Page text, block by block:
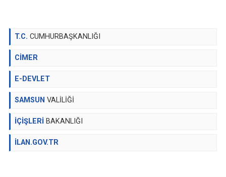
T.C. CUMHURBAŞKANLIĞI
CİMER
E-DEVLET
SAMSUN VALİLİĞİ
İÇİŞLERİ BAKANLIĞI
İLAN.GOV.TR